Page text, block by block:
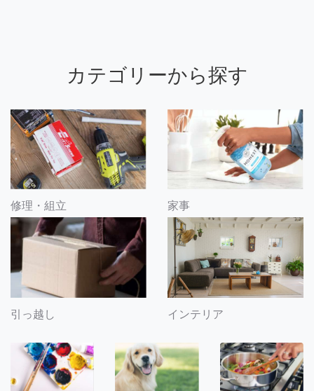
カテゴリーから探す
修理・組立 家事
引っ越し インテリア